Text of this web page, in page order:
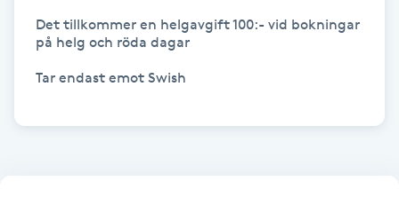
Healing
Herrklippning
HIFU
Det tillkommer en helgavgift 100:- vid bokningar
på helg och röda dagar
Tar endast emot Swish